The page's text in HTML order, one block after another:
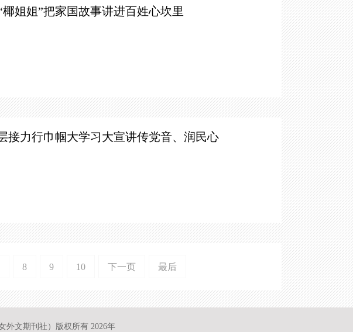
椰姐姐”把家国故事讲进百姓心坎里
接力行巾帼大学习大宣讲传党音、润民心
8 9 10 下一页 最后
外文期刊社）版权所有 2026年